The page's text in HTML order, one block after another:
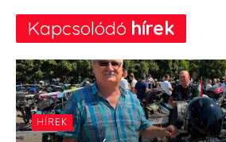
Kapcsolódó hírek
HÍREK